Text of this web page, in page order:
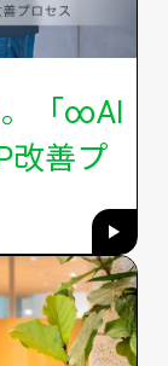
。「∞AI
改善プ